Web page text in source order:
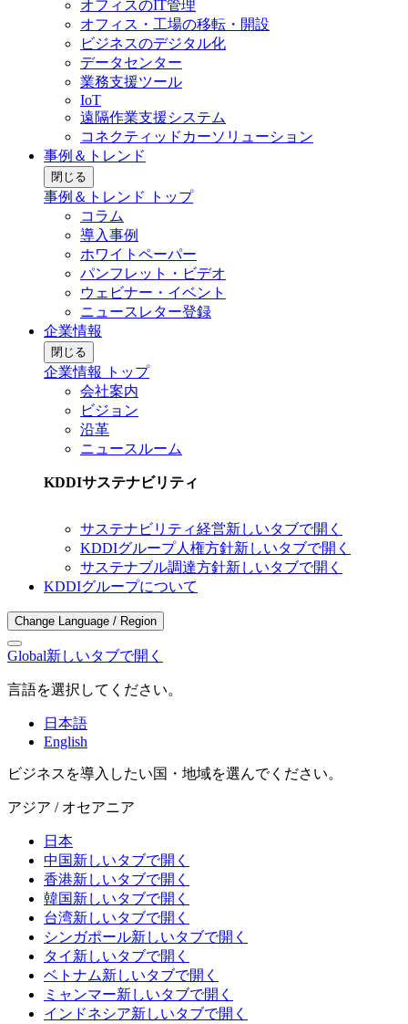
オフィスのIT管理
オフィス・工場の移転・開設
ビジネスのデジタル化
データセンター
業務支援ツール
IoT
遠隔作業支援システム
コネクティッドカーソリューション
事例＆トレンド
閉じる
事例＆トレンド トップ
コラム
導入事例
ホワイトペーパー
パンフレット・ビデオ
ウェビナー・イベント
ニュースレター登録
企業情報
閉じる
企業情報 トップ
会社案内
ビジョン
沿革
ニュースルーム
KDDIサステナビリティ
サステナビリティ経営新しいタブで開く
KDDIグループ人権方針新しいタブで開く
サステナブル調達方針新しいタブで開く
KDDIグループについて
Change Language / Region
Global新しいタブで開く
言語を選択してください。
日本語
English
ビジネスを導入したい国・地域を選んでください。
アジア / オセアニア
日本
中国新しいタブで開く
香港新しいタブで開く
韓国新しいタブで開く
台湾新しいタブで開く
シンガポール新しいタブで開く
タイ 新しいタブで開く
ベトナム新しいタブで開く
ミャンマー新しいタブで開く
インドネシア新しいタブで開く